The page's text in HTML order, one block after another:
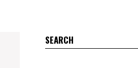
Search
for: